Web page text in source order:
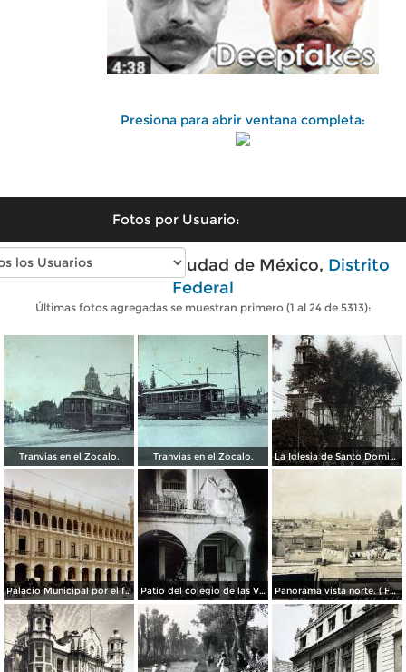
Presiona para abrir ventana completa:
Fotos por Usuario:
Fotos antiguas de Ciudad de México, Distrito
Federal
Últimas fotos agregadas se muestran primero (1 al 24 de 5313):
Tranvias en el Zocalo. Tranvias en el Zocalo. La Iglesia de Santo Domingo.
Palacio Municipal por el fotografo Hugo Brehme.. Patio del colegio de las Vizcainas por el fotografo Hugo Brehme. Panorama vista norte. ( Fechada el 20 de Junio de 1905 ).